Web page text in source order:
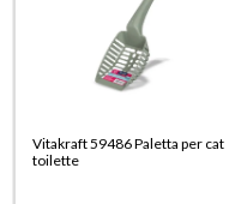
Vitakraft 59486 Paletta per cat
toilette